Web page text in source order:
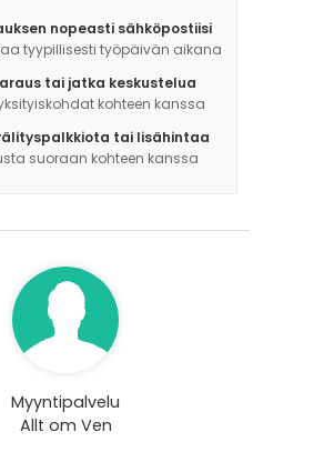
aktiviteter
nopeasti sähköpostiisi
tyypillisesti työpäivän aikana
tai jatka keskustelua
kohteen kanssa
tai lisähintaa
suoraan kohteen kanssa
Myyntipalvelu
Allt om Ven